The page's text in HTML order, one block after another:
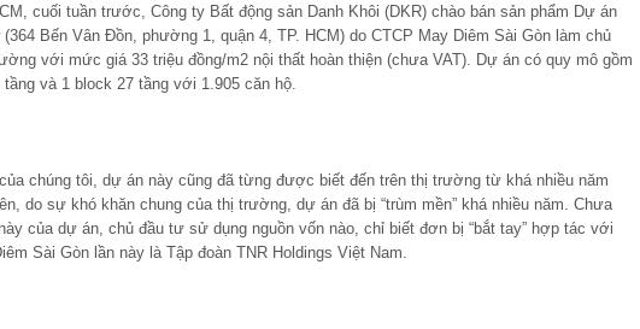
cuối tuần trước, Công ty Bất động sản Danh Khôi (DKR) chào bán sản phẩm Dự án
(364 Bến Vân Đồn, phường 1, quận 4, TP. HCM) do CTCP May Diêm Sài Gòn làm chủ
với mức giá 33 triệu đồng/m2 nội thất hoàn thiện (chưa VAT). Dự án có quy mô gồm
và 1 block 27 tầng với 1.905 căn hộ.
chúng tôi, dự án này cũng đã từng được biết đến trên thị trường từ khá nhiều năm
do sự khó khăn chung của thị trường, dự án đã bị “trùm mền” khá nhiều năm. Chưa
của dự án, chủ đầu tư sử dụng nguồn vốn nào, chỉ biết đơn bị “bắt tay” hợp tác với
Sài Gòn lần này là Tập đoàn TNR Holdings Việt Nam.